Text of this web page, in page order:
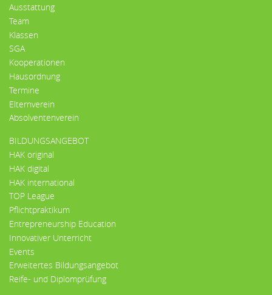
Ausstattung
Team
Klassen
SGA
Kooperationen
Hausordnung
Termine
Elternverein
Absolventenverein
BILDUNGSANGEBOT
HAK original
HAK digital
HAK international
TOP League
Pflichtpraktikum
Entrepreneurship Education
Innovativer Unterricht
Events
Erweitertes Bildungsangebot
Reife- und Diplomprüfung